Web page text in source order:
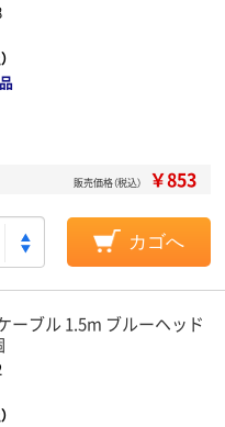
販売価格（税込） ￥853
カゴへ
ーブル 1.5m ブルーヘッド